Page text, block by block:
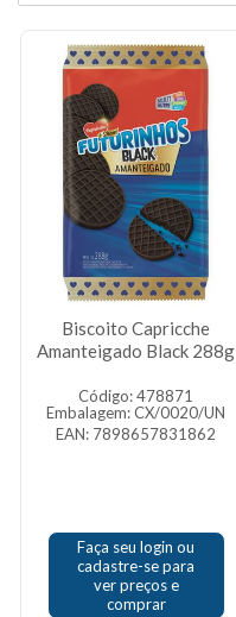
Biscoito Capricche
Amanteigado Black 288g
Código: 478871
Embalagem: CX/0020/UN
EAN: 7898657831862
Faça seu login ou
cadastre-se para
ver preços e
comprar